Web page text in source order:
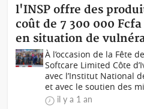
l'INSP offre des
coût de 7 300 000
en situation de
À l’occasion de la Fête
Softcare Limited Côte
avec l’Institut National
et avec le soutien des
il y a 1 an